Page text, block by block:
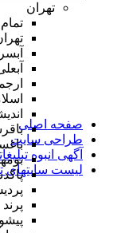
تهران
پرند
پیشوا
صفحه اصلی
طراحی سایت
آگهی انبوه
لیست سایتهای